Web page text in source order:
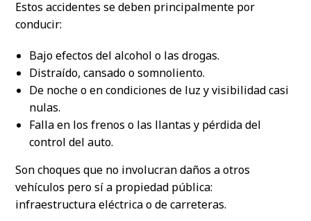
Estos accidentes se deben principalmente por
conducir:
Bajo efectos del alcohol o las drogas.
Distraído, cansado o somnoliento.
De noche o en condiciones de luz y visibilidad casi
nulas.
Falla en los frenos o las llantas y pérdida del
control del auto.
Son choques que no involucran daños a otros
vehículos pero sí a propiedad pública:
infraestructura eléctrica o de carreteras.